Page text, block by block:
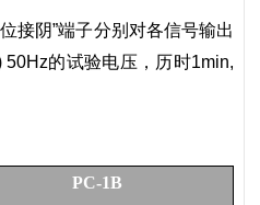
接阴”端子分别对各信号输出
的试验电压，历时1min,
PC-1B